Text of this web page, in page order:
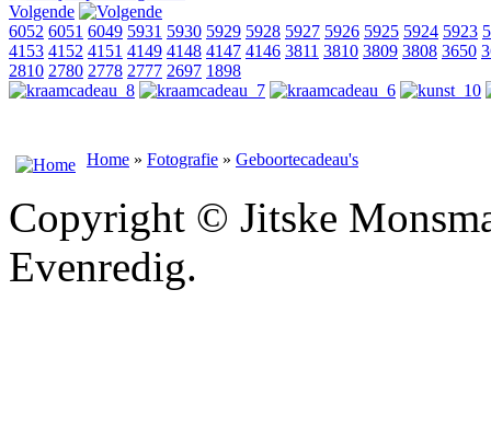
Volgende
6052 6051 6049 5931 5930 5929 5928 5927 5926 5925 5924 5923
4153 4152 4151 4149 4148 4147 4146 3811 3810 3809 3808 3650
2810 2780 2778 2777 2697 1898
Home » Fotografie » Geboortecadeau's
Copyright © Jitske
Evenredig.